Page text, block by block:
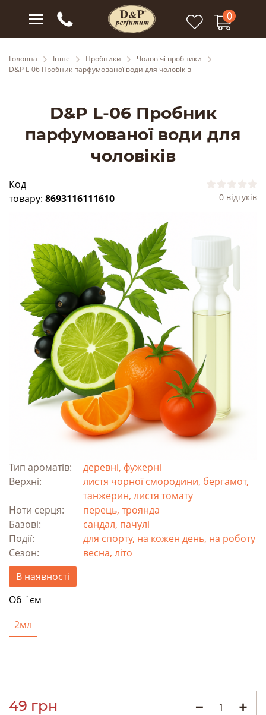
0
Головна Інше Пробники
Чоловічі пробники
D&P L-06 Пробник парфумованої води для чоловіків
D&P L-06 Пробник
парфумованої води для
чоловіків
Код
товару: 8693116111610 0 відгуків
Тип ароматів:
деревні, фужерні
Верхні:
листя чорної смородини, бергамот,
танжерин, листя томату
Ноти серця:
перець, троянда
Базові:
сандал, пачулі
Події:
для спорту, на кожен день, на роботу
Сезон:
весна, літо
В наявності
Об `єм
2мл
49 грн